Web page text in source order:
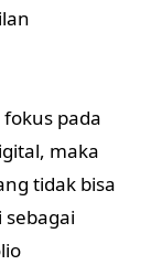
pada
maka
tidak bisa